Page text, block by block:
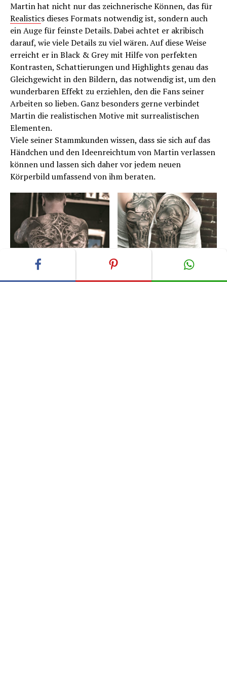
Martin hat nicht nur das zeichnerische Können, das für
Realistics dieses Formats notwendig ist, sondern auch
ein Auge für feinste Details. Dabei achtet er akribisch
darauf, wie viele Details zu viel wären. Auf diese Weise
erreicht er in Black & Grey mit Hilfe von perfekten
Kontrasten, Schattierungen und Highlights genau das
Gleichgewicht in den Bildern, das notwendig ist, um den
wunderbaren Effekt zu erziehlen, den die Fans seiner
Arbeiten so lieben. Ganz besonders gerne verbindet
Martin die realistischen Motive mit surrealistischen
Elementen.
Viele seiner Stammkunden wissen, dass sie sich auf das
Händchen und den Ideenreichtum von Martin verlassen
können und lassen sich daher vor jedem neuen
Körperbild umfassend von ihm beraten.